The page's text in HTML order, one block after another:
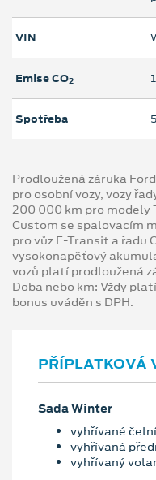
VIN
Emise CO2
Spotřeba
Prodloužená záruka
pro osobní vozy, vozy
200 000 km pro modely
Custom se spalovacím
pro vůz E-Transit a řadu
vysokonapěťový
vozů platí prodloužená
Doba nebo km: Vždy
bonus uváděn s DPH.
PŘÍPLATKOVÁ
Sada Winter
vyhřívané
vyhřívaná
vyhřívaný